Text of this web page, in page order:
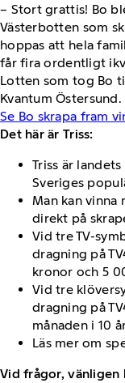
– Stort grattis! Bo
Västerbotten som
hoppas att hela
får fira ordentligt
Lotten som tog Bo
Kvantum Östersund.
Se Bo skrapa fram
Det här är Triss:
Triss är
Sveriges
Man kan
direkt på
Vid tre TV-
dragning på
kronor och 5
Vid tre
dragning på
månaden i 10
Läs mer om
Vid frågor, vänligen